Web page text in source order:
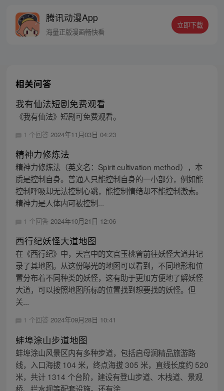
腾讯动漫App
海量正版漫画畅快看
立即下载
相关问答
我有仙法短剧免费观看
《我有仙法》短剧可免费观看。
1 个回答 2024年11月03日 04:23
精神力修炼法
精神力修炼法（英文名：Spirit cultivation method），本
质是控制自身。普通人只能控制自身的一小部分，例如能
控制呼吸却无法控制心跳，能控制情绪却不能控制激素。
精神力是人体内可被控制...
1 个回答 2024年10月21日 12:06
西行纪妖怪大道地图
在《西行纪》中，天宫中的文官玉桃曾前往妖怪大道并记
录了其地图。从这份曝光的地图可以看到，不同地形和位
置分布着不同种类的妖怪，这有助于更加方便地了解妖怪
大道，可以按照地图所标的位置找到想要找的妖怪。但
关...
1 个回答 2024年09月28日 10:41
蚌埠涂山步道地图
蚌埠涂山风景区内有多种步道，包括启母涧精品旅游路
线，入口海拔 104 米，终点海拔 305 米，直线长度约 520
米，共计 1314 个台阶，建设有登山步道、木栈道、景观
桥、拦水坝等配套设施。还有涂...